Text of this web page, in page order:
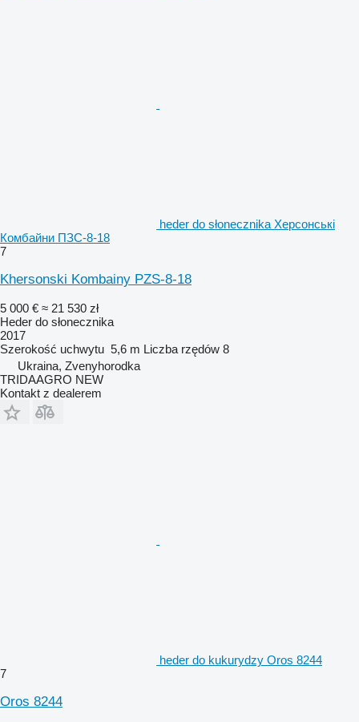
heder do słonecznika Херсонські
Комбайни ПЗС-8-18
7
Khersonski Kombainy PZS-8-18
5 000 € ≈ 21 530 zł
Heder do słonecznika
2017
Szerokość uchwytu 5,6 m Liczba rzędów 8
Ukraina, Zvenyhorodka
TRIDAAGRO NEW
Kontakt z dealerem
heder do kukurydzy Oros 8244
7
Oros 8244